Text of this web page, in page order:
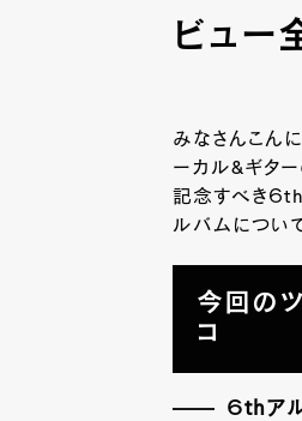
ビュー
みなさんこん
ーカル&ギタ
記念すべき６
ルバムについ
今回の
コ
６thア